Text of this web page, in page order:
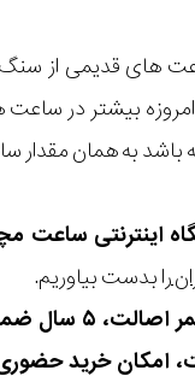
های قدیمی از
بیشتر در
به همان مقدار
اینترنتی ساعت
را بدست بیاوریم.
۱۰ سال تعویض رایگان باتری